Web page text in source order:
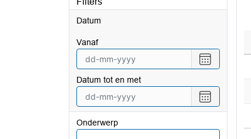
Datum
vanaf
Selecteer
een
vanaf
Datum tot en met
Selecteer
een
tot
Onderwerp